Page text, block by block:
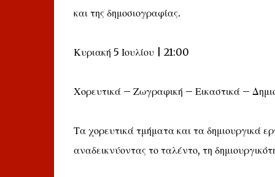
και της δημοσιογραφίας.
Κυριακή 5 Ιουλίου | 21:00
Χορευτικά – Ζωγραφική – Εικαστικά –
Τα χορευτικά τμήματα και τα δημιουργικά
αναδεικνύοντας το ταλέντο, τη